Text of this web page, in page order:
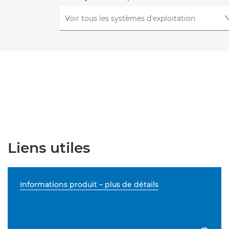
Liens utiles
Informations produit – plus de détails